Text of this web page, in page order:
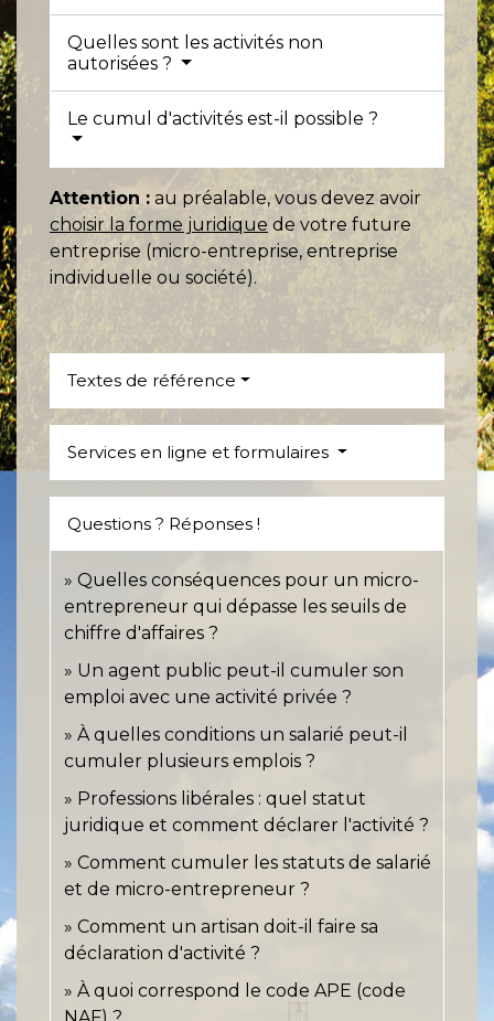
Quelles sont les activités non
autorisées ?
Le cumul d'activités est-il possible ?
Attention : au préalable, vous devez avoir
choisir la forme juridique de votre future
entreprise (micro-entreprise, entreprise
individuelle ou société).
Textes de référence
Services en ligne et formulaires
Questions ? Réponses !
Quelles conséquences pour un micro-
entrepreneur qui dépasse les seuils de
chiffre d'affaires ?
Un agent public peut-il cumuler son
emploi avec une activité privée ?
À quelles conditions un salarié peut-il
cumuler plusieurs emplois ?
Professions libérales : quel statut
juridique et comment déclarer l'activité ?
Comment cumuler les statuts de salarié
et de micro-entrepreneur ?
Comment un artisan doit-il faire sa
déclaration d'activité ?
À quoi correspond le code APE (code